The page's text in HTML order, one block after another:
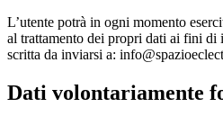
L’utente potrà in ogni momento
al trattamento dei propri dati ai fini di
scritta da inviarsi a:
Dati volontariamente